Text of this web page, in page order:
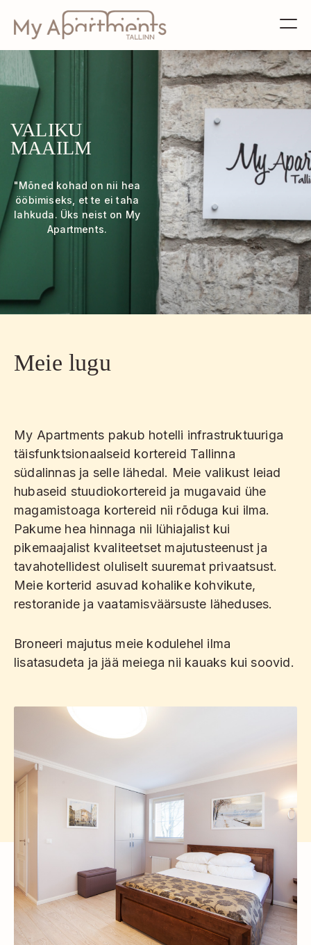
VALIKU
MAAILM
"Mõned kohad on nii hea
ööbimiseks, et te ei taha
lahkuda. Üks neist on My
Apartments.
Meie lugu
My Apartments pakub hotelli infrastruktuuriga
täisfunktsionaalseid kortereid Tallinna
südalinnas ja selle lähedal. Meie valikust leiad
hubaseid stuudiokortereid ja mugavaid ühe
magamistoaga kortereid nii rõduga kui ilma.
Pakume hea hinnaga nii lühiajalist kui
pikemaajalist kvaliteetset majutusteenust ja
tavahotellidest oluliselt suuremat privaatsust.
Meie korterid asuvad kohalike kohvikute,
restoranide ja vaatamisväärsuste läheduses.
Broneeri majutus meie kodulehel ilma
lisatasudeta ja jää meiega nii kauaks kui soovid.